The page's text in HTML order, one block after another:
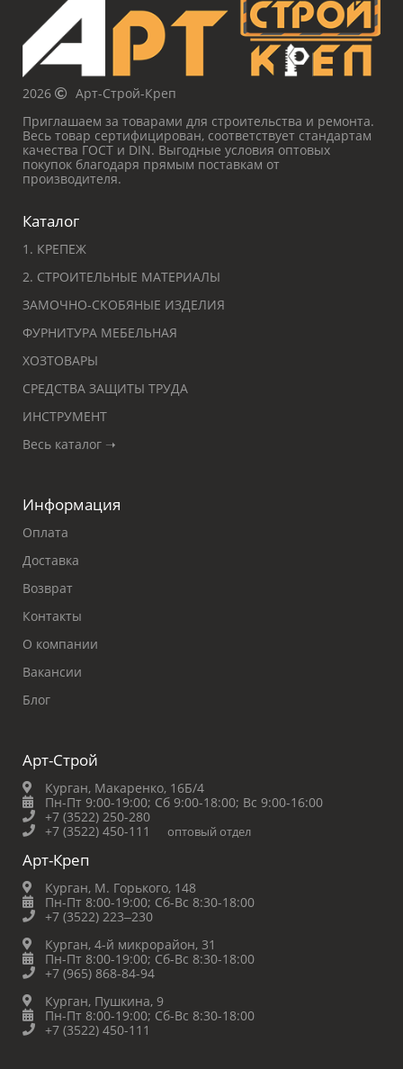
2026
Арт-Строй-Креп
Приглашаем за товарами для строительства и ремонта.
Весь товар сертифицирован, соответствует стандартам
качества ГОСТ и DIN. Выгодные условия оптовых
покупок благодаря прямым поставкам от
производителя.
Каталог
1. КРЕПЕЖ
2. СТРОИТЕЛЬНЫЕ МАТЕРИАЛЫ
ЗАМОЧНО-СКОБЯНЫЕ ИЗДЕЛИЯ
ФУРНИТУРА МЕБЕЛЬНАЯ
ХОЗТОВАРЫ
СРЕДСТВА ЗАЩИТЫ ТРУДА
ИНСТРУМЕНТ
Весь каталог ➝
Информация
Оплата
Доставка
Возврат
Контакты
О компании
Вакансии
Блог
Арт-Строй
Курган, Макаренко, 16Б/4
Пн-Пт 9:00-19:00; Сб 9:00-18:00; Вс 9:00-16:00
+7 (3522) 250-280
+7 (3522) 450-111
оптовый отдел
Арт-Креп
Курган, М. Горького, 148
Пн-Пт 8:00-19:00; Сб-Вс 8:30-18:00
+7 (3522) 223‒230
Курган, 4-й микрорайон, 31
Пн-Пт 8:00-19:00; Сб-Вс 8:30-18:00
+7 (965) 868-84-94
Курган, Пушкина, 9
Пн-Пт 8:00-19:00; Сб-Вс 8:30-18:00
+7 (3522) 450-111